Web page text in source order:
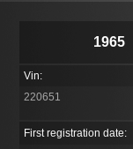
1965
Vin:
220651
First registration date: